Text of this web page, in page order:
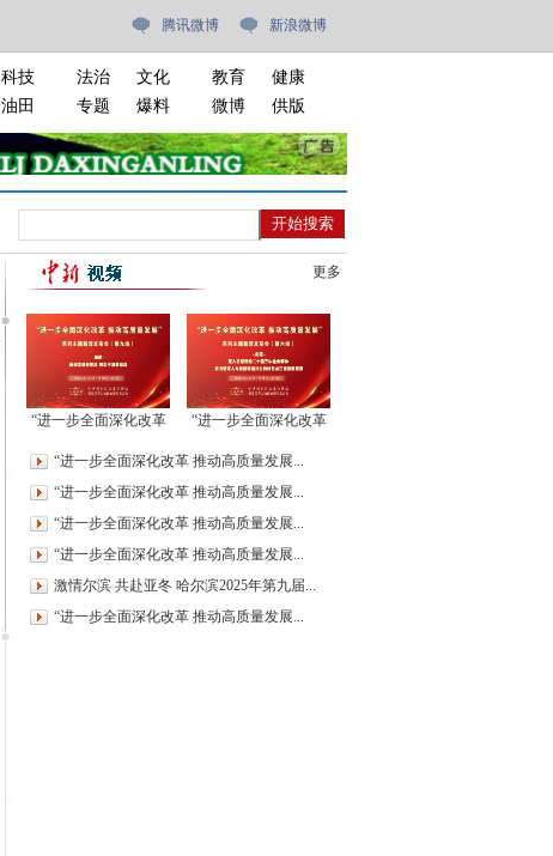
腾讯微博 新浪微博
科技
油田
法治
文化
专题
爆料
教育
健康
微博
供版
更多
“进一步全面深化改革
主题新闻发布会(第九
场)
“进一步全面深化改革
主题新闻发布会(第六
场)
“进一步全面深化改革 推动高质量发展...
“进一步全面深化改革 推动高质量发展...
“进一步全面深化改革 推动高质量发展...
“进一步全面深化改革 推动高质量发展...
激情尔滨 共赴亚冬 哈尔滨2025年第九届...
“进一步全面深化改革 推动高质量发展...